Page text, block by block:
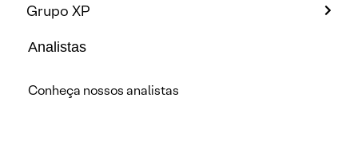
Grupo XP
Analistas
Conheça nossos analistas